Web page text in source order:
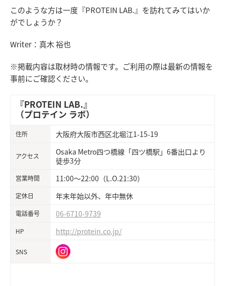
このような方は一度『PROTEIN LAB.』を訪れてみてはいか
がでしょうか？
Writer：真木 裕也
※掲載内容は取材時の情報です。ご利用の際は最新の情報を
事前にご確認ください。
『PROTEIN LAB.』
（プロテイン ラボ）
住所 大阪府大阪市西区北堀江1-15-19
アクセス
Osaka Metro四つ橋線「四ツ橋駅」6番出口より
徒歩3分
営業時間 11:00～22:00（L.O.21:30）
定休日 年末年始以外、年中無休
電話番号 06-6710-9739
HP http://protein.co.jp/
SNS